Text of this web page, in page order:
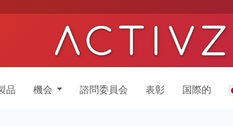
品 機会 諮問委員会 表彰 国際的